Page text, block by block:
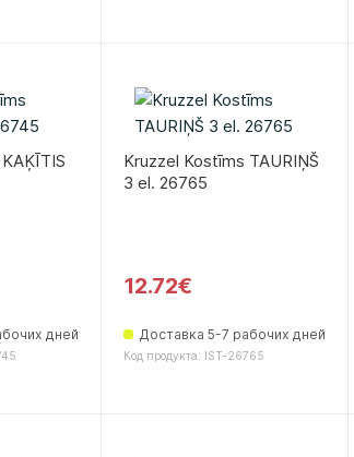
дней
Kruzzel Kostīms TAURIŅŠ
3 el. 26765
12.72€
Доставка 5-7 рабочих дней
Код продукта: IST-26765